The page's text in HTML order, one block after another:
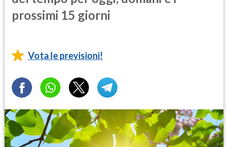
prossimi 15 giorni
Vota le previsioni!